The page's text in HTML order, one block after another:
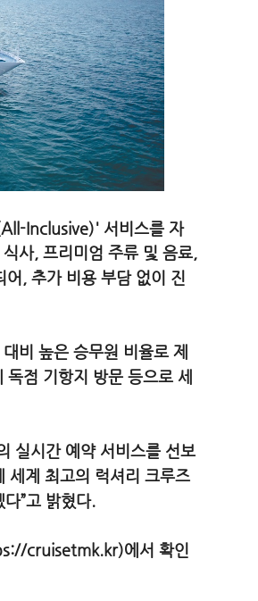
Inclusive)' 서비스를 자
사, 프리미엄 주류 및 음료,
, 추가 비용 부담 없이 진
비 높은 승무원 비율로 제
점 기항지 방문 등으로 세
실시간 예약 서비스를 선보
세계 최고의 럭셔리 크루즈
”고 밝혔다.
cruisetmk.kr)에서 확인